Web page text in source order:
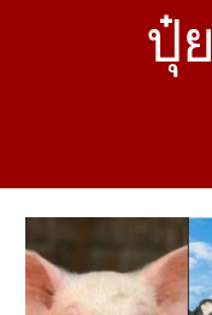
ปุ๋